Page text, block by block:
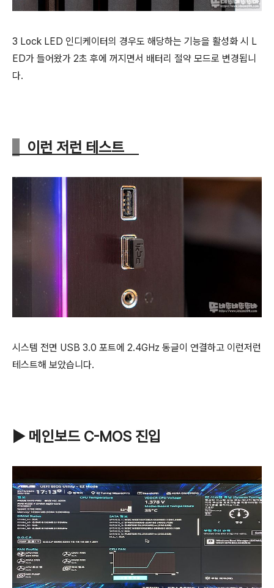
3 Lock LED 인디케이터의 경우도 해당하는 기능을 활성화 시 L
ED가 들어왔가 2초 후에 꺼지면서 배터리 절약 모드로 변경됩니
다.
이런 저런 테스트
시스템 전면 USB 3.0 포트에 2.4GHz 동글이 연결하고 이런저런
테스트해 보았습니다.
▶ 메인보드 C-MOS 진입